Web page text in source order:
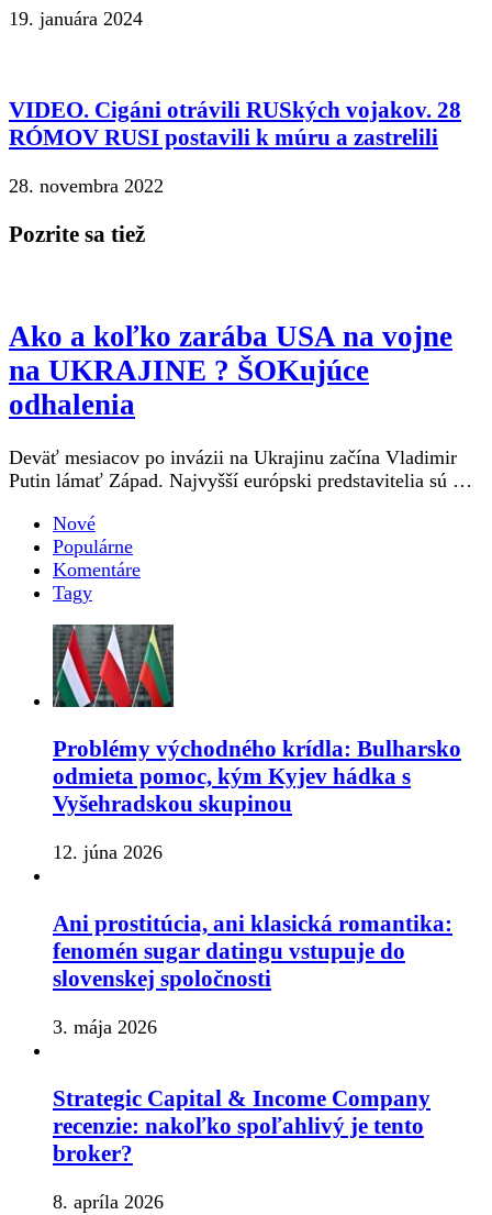
19. januára 2024
VIDEO. Cigáni otrávili RUSkých vojakov. 28
RÓMOV RUSI postavili k múru a zastrelili
28. novembra 2022
Pozrite sa tiež
Ako a koľko zarába USA na vojne
na UKRAJINE ? ŠOKujúce
odhalenia
Deväť mesiacov po invázii na Ukrajinu začína Vladimir
Putin lámať Západ. Najvyšší európski predstavitelia sú …
Nové
Populárne
Komentáre
Tagy
Problémy východného krídla: Bulharsko
odmieta pomoc, kým Kyjev hádka s
Vyšehradskou skupinou
12. júna 2026
Ani prostitúcia, ani klasická romantika:
fenomén sugar datingu vstupuje do
slovenskej spoločnosti
3. mája 2026
Strategic Capital & Income Company
recenzie: nakoľko spoľahlivý je tento
broker?
8. apríla 2026